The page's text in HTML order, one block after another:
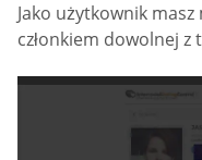
Jako użytkownik masz
członkiem dowolnej